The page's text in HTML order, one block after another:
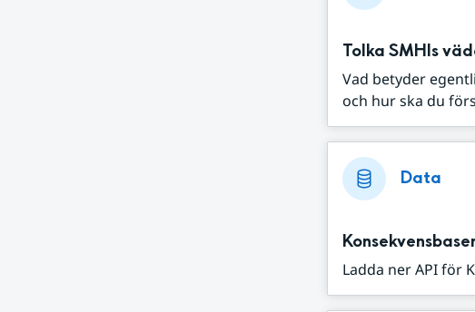
Tolka SMHIs
Vad betyder
och hur ska du
Data
Ladda ner API för